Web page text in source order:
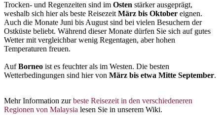
Trocken- und Regenzeiten sind im Osten stärker ausgeprägt,
weshalb sich hier als beste Reisezeit März bis Oktober eignen.
Auch die Monate Juni bis August sind bei vielen Besuchern der
Ostküste beliebt. Während dieser Monate dürfen Sie sich auf gutes
Wetter mit vergleichbar wenig Regentagen, aber hohen
Temperaturen freuen.
AufBorneo ist es feuchter als im Westen. Die besten
Wetterbedingungen sind hier von März bis etwa Mitte September.
Mehr Information zurbeste Reisezeit in den verschiedeneren
Regionen von Malaysia lesen Sie in unserem Wiki.